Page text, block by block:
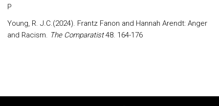
P
Young, R. J.C.(2024). Frantz Fanon and Hannah Arendt: Anger
and Racism. The Comparatist48. 164-176